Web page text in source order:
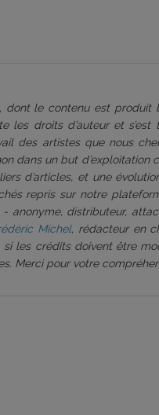
dont le contenu est produit
les droits d’auteur et
des artistes que nous
dans un but d’exploitation
d’articles, et une
repris sur notre
anonyme, distributeur,
Michel, rédacteur en
si les crédits doivent être
Merci pour votre